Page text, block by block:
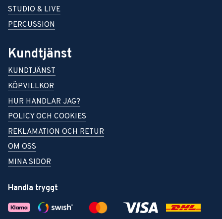
STUDIO & LIVE
PERCUSSION
Kundtjänst
KUNDTJÄNST
KÖPVILLKOR
HUR HANDLAR JAG?
POLICY OCH COOKIES
REKLAMATION OCH RETUR
OM OSS
MINA SIDOR
Handla tryggt